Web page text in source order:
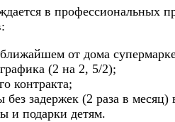
в профессиональных
от дома
(2 на 2, 5/2);
контракта;
без задержек (2 раза в
и подарки детям.